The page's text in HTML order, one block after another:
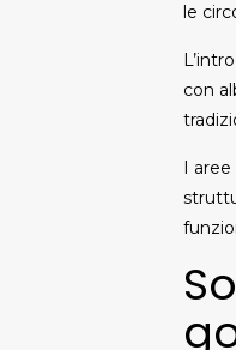
le
con
I